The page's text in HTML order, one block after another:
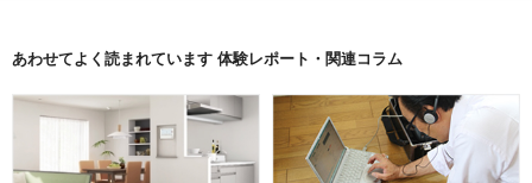
あわせてよく読まれています 体験レポート・関連コラム